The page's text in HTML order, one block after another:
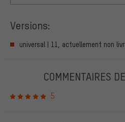
Versions:
universal | 11, actuellement non
COMMENTAIRES
5